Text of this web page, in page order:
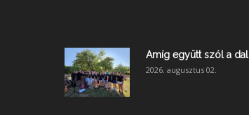
Amíg együtt szól a dal
2026. augusztus 02.